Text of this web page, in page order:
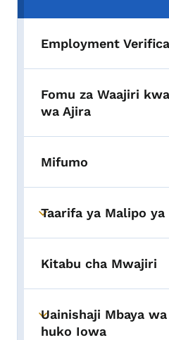
Employment
Fomu za Waajiri
wa Ajira
Mifumo
Toggle submenu
Taarifa ya Malipo ya
Kitabu cha Mwajiri
Toggle submenu
Uainishaji Mbaya
huko Iowa